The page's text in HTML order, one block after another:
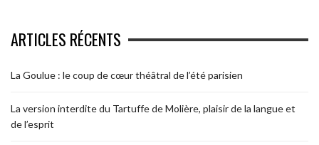
ARTICLES RÉCENTS
La Goulue : le coup de cœur théâtral de l’été parisien
La version interdite du Tartuffe de Molière, plaisir de la langue et
de l’esprit